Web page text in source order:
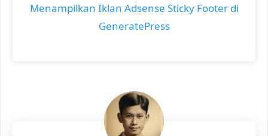
Menampilkan Iklan Adsense Sticky Footer di
GeneratePress